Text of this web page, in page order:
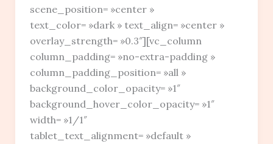
scene_position= »center »
text_color= »dark » text_align= »center »
overlay_strength= »0.3″][vc_column
column_padding= »no-extra-padding »
column_padding_position= »all »
background_color_opacity= »1″
background_hover_color_opacity= »1″
width= »1/1″
tablet_text_alignment= »default »